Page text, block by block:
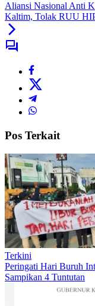
Aliansi Nasional Anti
Kaltim, Tolak RUU
Pos Terkait
Terkini
Peringati Hari Buruh
Sampikan 4 Tuntutan